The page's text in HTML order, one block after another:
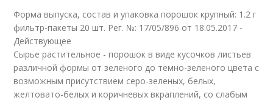
Форма выпуска, состав и упаковка порошок крупный: 1.2 г
фильтр-пакеты 20 шт. Рег. №: 17/05/896 от 18.05.2017 -
Действующее
Сырье растительное - порошок в виде кусочков листьев
различной формы от зеленого до темно-зеленого цвета с
возможным присутствием серо-зеленых, белых,
желтовато-белых и коричневых вкраплений, со слабым